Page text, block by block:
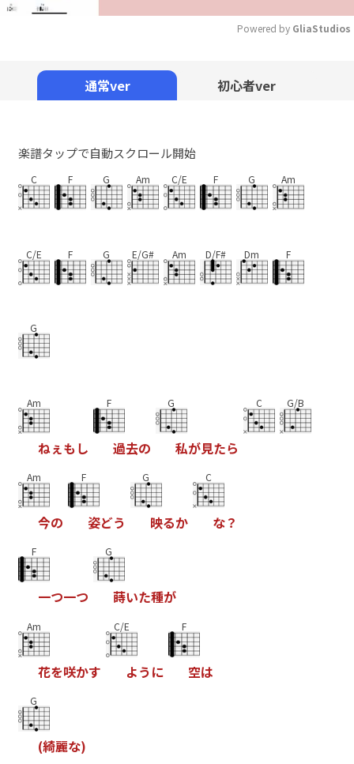
Powered by GliaStudios
通常ver 初心者ver
楽譜タップで自動スクロール開始
C F G Am C/E F G Am
C/E F G E/G# Am D/F# Dm F
G
Am
ねぇ もし
F
過去の
G
私が見たら
C G/B
Am
今の
F
姿どう
G
映るか
C
な？
F
一つ一つ
G
蒔いた種が
Am
花を咲かす
C/E
よう に
F
空は
G
(綺麗な)